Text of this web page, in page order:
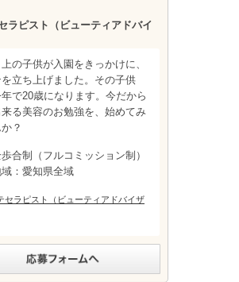
ラピスト（ビューティアドバイ
の子供が入園をきっかけに、
立ち上げました。その子供
年で20歳になります。今だから
る美容のお勉強を、始めてみ
？
合制（フルコミッション制）
：愛知県全域
セラピスト（ビューティアドバイザ